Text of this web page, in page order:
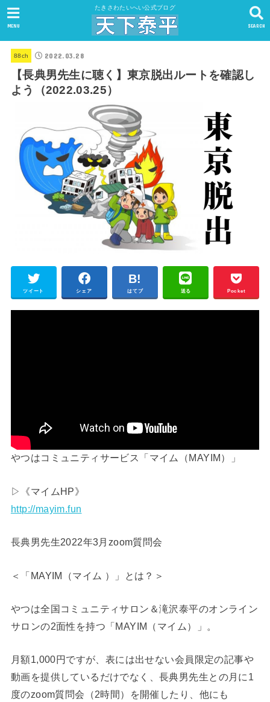
たきさわたいへい公式ブログ
SEARCH
MENU
88ch 2022.03.28
【長典男先生に聴く】東京脱出ルートを確認し
よう（2022.03.25）
ツイート シェア はてブ 送る Pocket
やつはコミュニティサービス「マイム（MAYIM）」
▷《マイムHP》
http://mayim.fun
長典男先生2022年3月zoom質問会
＜「MAYIM（マイム ）」とは？＞
やつは全国コミュニティサロン＆滝沢泰平のオンライン
サロンの2面性を持つ「MAYIM（マイム）」。
月額1,000円ですが、表には出せない会員限定の記事や
動画を提供しているだけでなく、長典男先生との月に1
度のzoom質問会（2時間）を開催したり、他にも